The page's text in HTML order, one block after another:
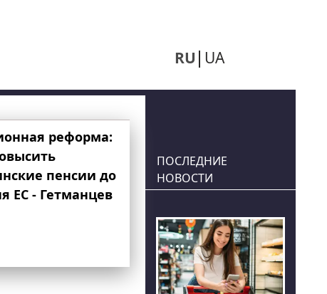
RU UA
реформа:
пенсии до
ЕС - Гетманцев
ПОСЛЕДНИЕ
НОВОСТИ